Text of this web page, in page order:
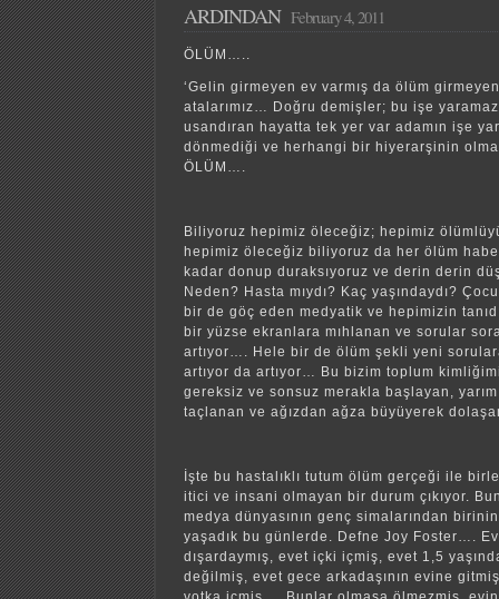
ARDINDAN February 4, 2011
ÖLÜM…..
‘Gelin girmeyen ev varmış da ölüm
atalarımız… Doğru demişler; bu işe
usandıran hayatta tek yer var adamın işe
dönmediği ve herhangi bir hiyerarşinin
ÖLÜM….
Biliyoruz hepimiz öleceğiz; hepimiz
hepimiz öleceğiz biliyoruz da her ölüm
kadar donup duraksıyoruz ve derin derin
Neden? Hasta mıydı? Kaç yaşındaydı?
bir de göç eden medyatik ve hepimizin
bir yüzse ekranlara mıhlanan ve sorular
artıyor…. Hele bir de ölüm şekli yeni
artıyor da artıyor… Bu bizim toplum
gereksiz ve sonsuz merakla başlayan,
taçlanan ve ağızdan ağza büyüyerek
İşte bu hastalıklı tutum ölüm gerçeği ile
itici ve insani olmayan bir durum çıkıyor.
medya dünyasının genç simalarından
yaşadık bu günlerde. Defne Joy Foster….
dışardaymış, evet içki içmiş, evet 1,5
değilmiş, evet gece arkadaşının evine